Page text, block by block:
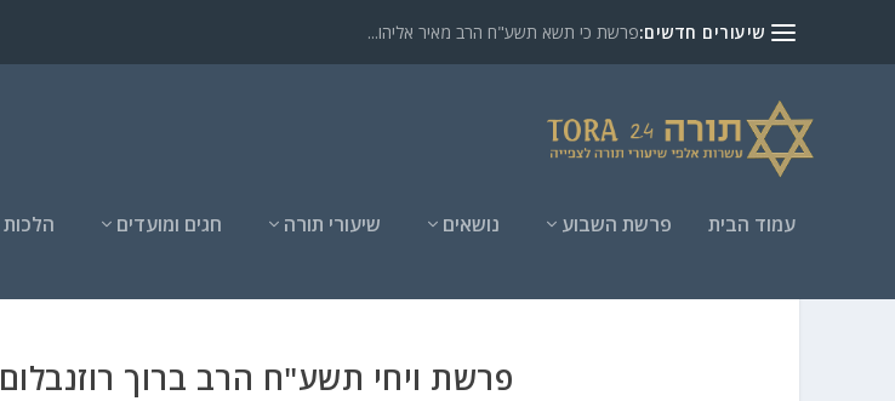
שיעורים חדשים:פרשת כי תשא תשע"ח הרב מאיר אליהו...
עמוד הבית פרשת השבוע נושאים שיעורי תורה חגים ומועדים הלכות
פרשת ויחי תשע"ח הרב ברוך רוזנבלום